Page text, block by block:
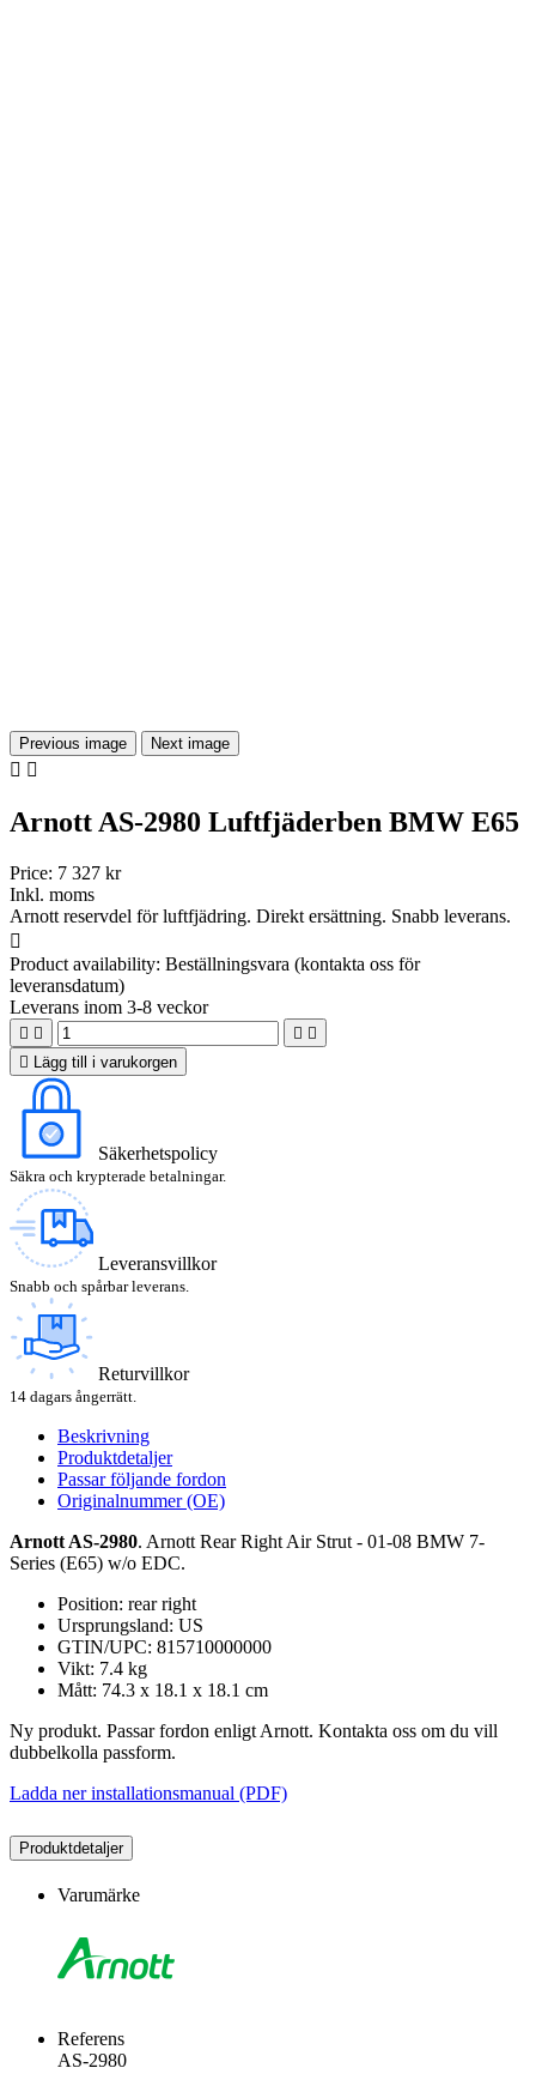
Previous image Next image
 
Arnott AS-2980 Luftfjäderben BMW E65
Price: 7 327 kr
Inkl. moms
Arnott reservdel för luftfjädring. Direkt ersättning. Snabb leverans.

Product availability: Beställningsvara (kontakta oss för
leveransdatum)
Leverans inom 3-8 veckor
   

Lägg till i varukorgen
Säkerhetspolicy
Säkra och krypterade betalningar.
Leveransvillkor
Snabb och spårbar leverans.
Returvillkor
14 dagars ångerrätt.
Beskrivning
Produktdetaljer
Passar följande fordon
Originalnummer (OE)
Arnott AS-2980. Arnott Rear Right Air Strut - 01-08 BMW 7-
Series (E65) w/o EDC.
Position: rear right
Ursprungsland: US
GTIN/UPC: 815710000000
Vikt: 7.4 kg
Mått: 74.3 x 18.1 x 18.1 cm
Ny produkt. Passar fordon enligt Arnott. Kontakta oss om du vill
dubbelkolla passform.
Ladda ner installationsmanual (PDF)
Produktdetaljer
Varumärke
Referens
AS-2980